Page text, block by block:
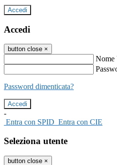
Accedi
Accedi
button close ×
Nome
Password dimenticata?
-
Entra con SPID Entra con CIE
Seleziona utente
button close ×